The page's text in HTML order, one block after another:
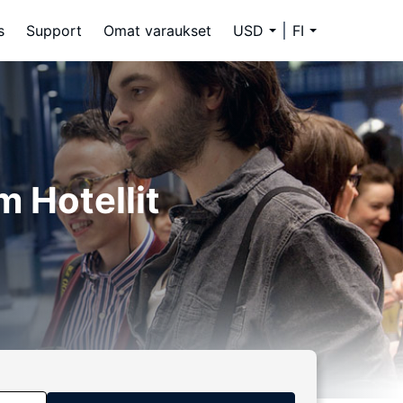
Support Omat varaukset USD FI
Hotellit